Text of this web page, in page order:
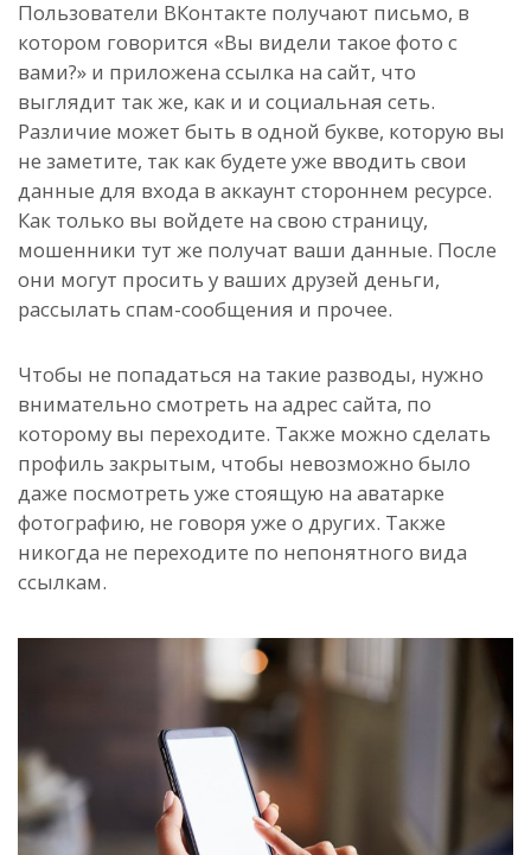
Пользователи ВКонтакте получают письмо, в
котором говорится «Вы видели такое фото с
вами?» и приложена ссылка на сайт, что
выглядит так же, как и и социальная сеть.
Различие может быть в одной букве, которую вы
не заметите, так как будете уже вводить свои
данные для входа в аккаунт стороннем ресурсе.
Как только вы войдете на свою страницу,
мошенники тут же получат ваши данные. После
они могут просить у ваших друзей деньги,
рассылать спам-сообщения и прочее.
Чтобы не попадаться на такие разводы, нужно
внимательно смотреть на адрес сайта, по
которому вы переходите. Также можно сделать
профиль закрытым, чтобы невозможно было
даже посмотреть уже стоящую на аватарке
фотографию, не говоря уже о других. Также
никогда не переходите по непонятного вида
ссылкам.